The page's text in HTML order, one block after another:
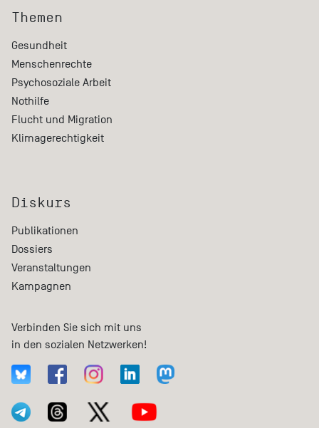
Themen
Gesundheit
Menschenrechte
Psychosoziale Arbeit
Nothilfe
Flucht und Migration
Klimagerechtigkeit
Diskurs
Publikationen
Dossiers
Veranstaltungen
Kampagnen
Verbinden Sie sich mit uns
in den sozialen Netzwerken!